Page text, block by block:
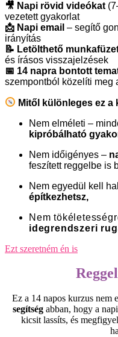
🎥 Napi rövid videókat
vezetett gyakorlat
📩 Napi email – segítő
irányítás
📝 Letölthető
és írásos visszajelzések
📅 14 napra bontott
szempontból közelíti meg
Mitől különleges ez a
Nem elméleti –
kipróbálható
Nem időigényes –
feszített reggelbe is
Nem egyedül kell
építkezhetsz,
Nem
idegrendszeri
Ezt szeretném én is
Ez a 14 napos kurzus nem
segítségabban, hogy a
kicsit lassíts, és